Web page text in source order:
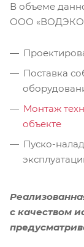
В объеме
ООО
Поставка
Монтаж
объекте
Пуско-
с качеством